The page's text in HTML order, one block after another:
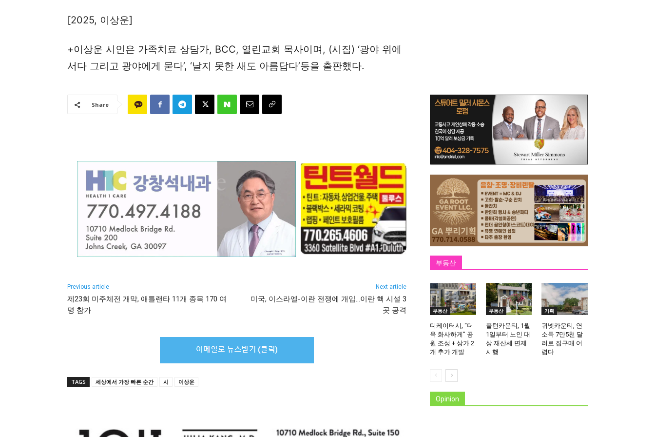
[2025, 이상운]
+이상운 시인은 가족치료 상담가, BCC, 열린교회 목사이며, (시집) ‘광야 위에
서다 그리고 광야에게 묻다’, ‘날지 못한 새도 아름답다’등을 출판했다.
Share
Previous article
제23회 미주체전 개막, 애틀랜타 11개 종목 170 여
명 참가
Next article
미국, 이스라엘-이란 전쟁에 개입…이란 핵 시설 3
곳 공격
TAGS 세상에서 가장 빠른 순간 시 이상운
부동산
부동산
디케이터시, “더
욱 화사하게” 공
원 조성 + 상가 2
개 추가 개발
부동산
풀턴카운티, 1월
1일부터 노인 대
상 재산세 면제
시행
기획
귀넷카운티, 연
소득 7만5천 달
러로 집구매 어
렵다
Opinion